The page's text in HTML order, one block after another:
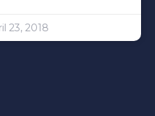
23, 2018